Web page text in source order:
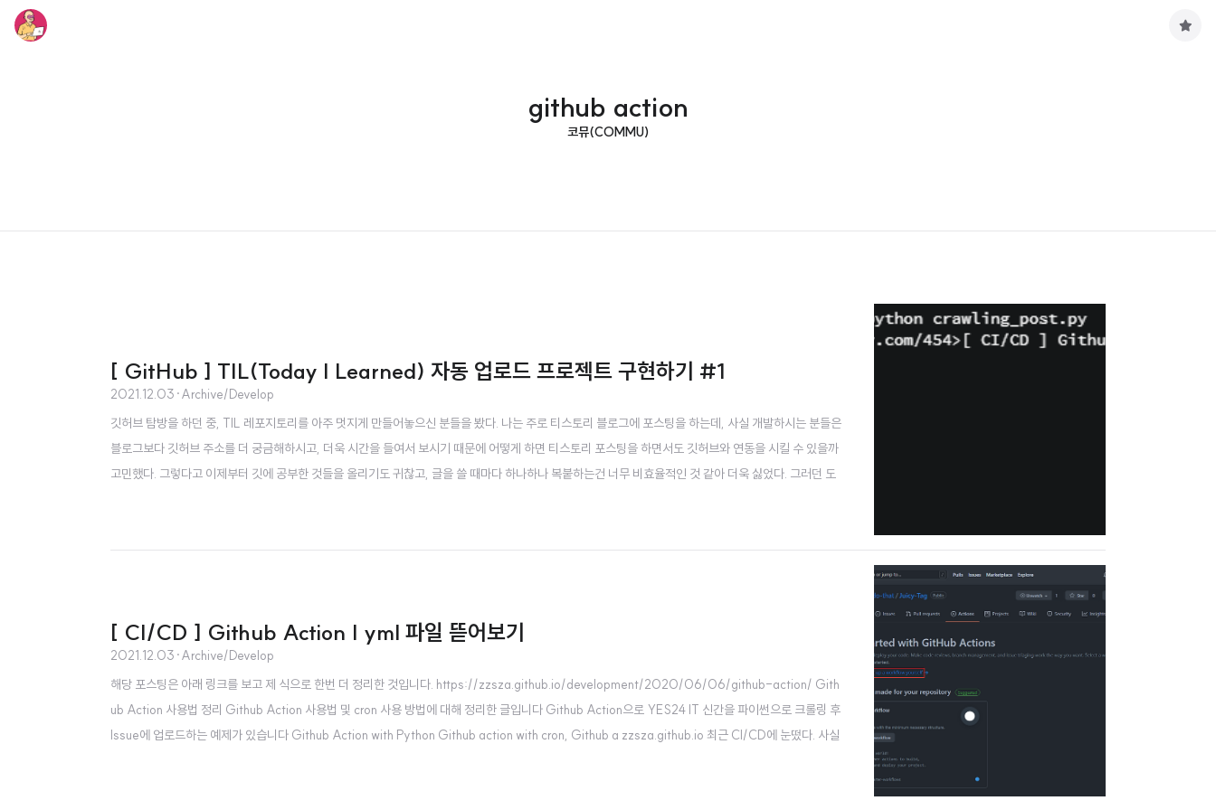
github action
코뮤(COMMU)
[ GitHub ] TIL(Today I Learned) 자동 업로드 프로젝트 구현하기 #1
2021.12.03 ·Archive/Develop
깃허브 탐방을 하던 중, TIL 레포지토리를 아주 멋지게 만들어놓으신 분들을 봤다. 나는 주로 티스토리 블로그에 포스팅을 하는데, 사실 개발하시는 분들은
블로그보다 깃허브 주소를 더 궁금해하시고, 더욱 시간을 들여서 보시기 때문에 어떻게 하면 티스토리 포스팅을 하면서도 깃허브와 연동을 시킬 수 있을까
고민했다. 그렇다고 이제부터 깃에 공부한 것들을 올리기도 귀찮고, 글을 쓸 때마다 하나하나 복붙하는건 너무 비효율적인 것 같아 더욱 싫었다. 그러던 도
[ CI/CD ] Github Action | yml 파일 뜯어보기
2021.12.03 ·Archive/Develop
해당 포스팅은 아래 링크를 보고 제 식으로 한번 더 정리한 것입니다. https://zzsza.github.io/development/2020/06/06/github-action/ Gith
ub Action 사용법 정리 Github Action 사용법 및 cron 사용 방법에 대해 정리한 글입니다 Github Action으로 YES24 IT 신간을 파이썬으로 크롤링 후
Issue에 업로드하는 예제가 있습니다 Github Action with Python Github action with cron, Github a zzsza.github.io 최근 CI/CD에 눈떴다. 사실
구